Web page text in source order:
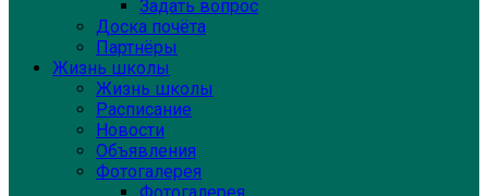
Задать вопрос
Доска почёта
Партнёры
Жизнь школы
Жизнь школы
Расписание
Новости
Объявления
Фотогалерея